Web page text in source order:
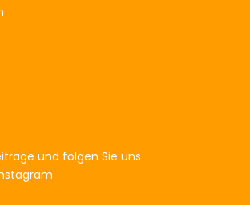
und folgen Sie uns